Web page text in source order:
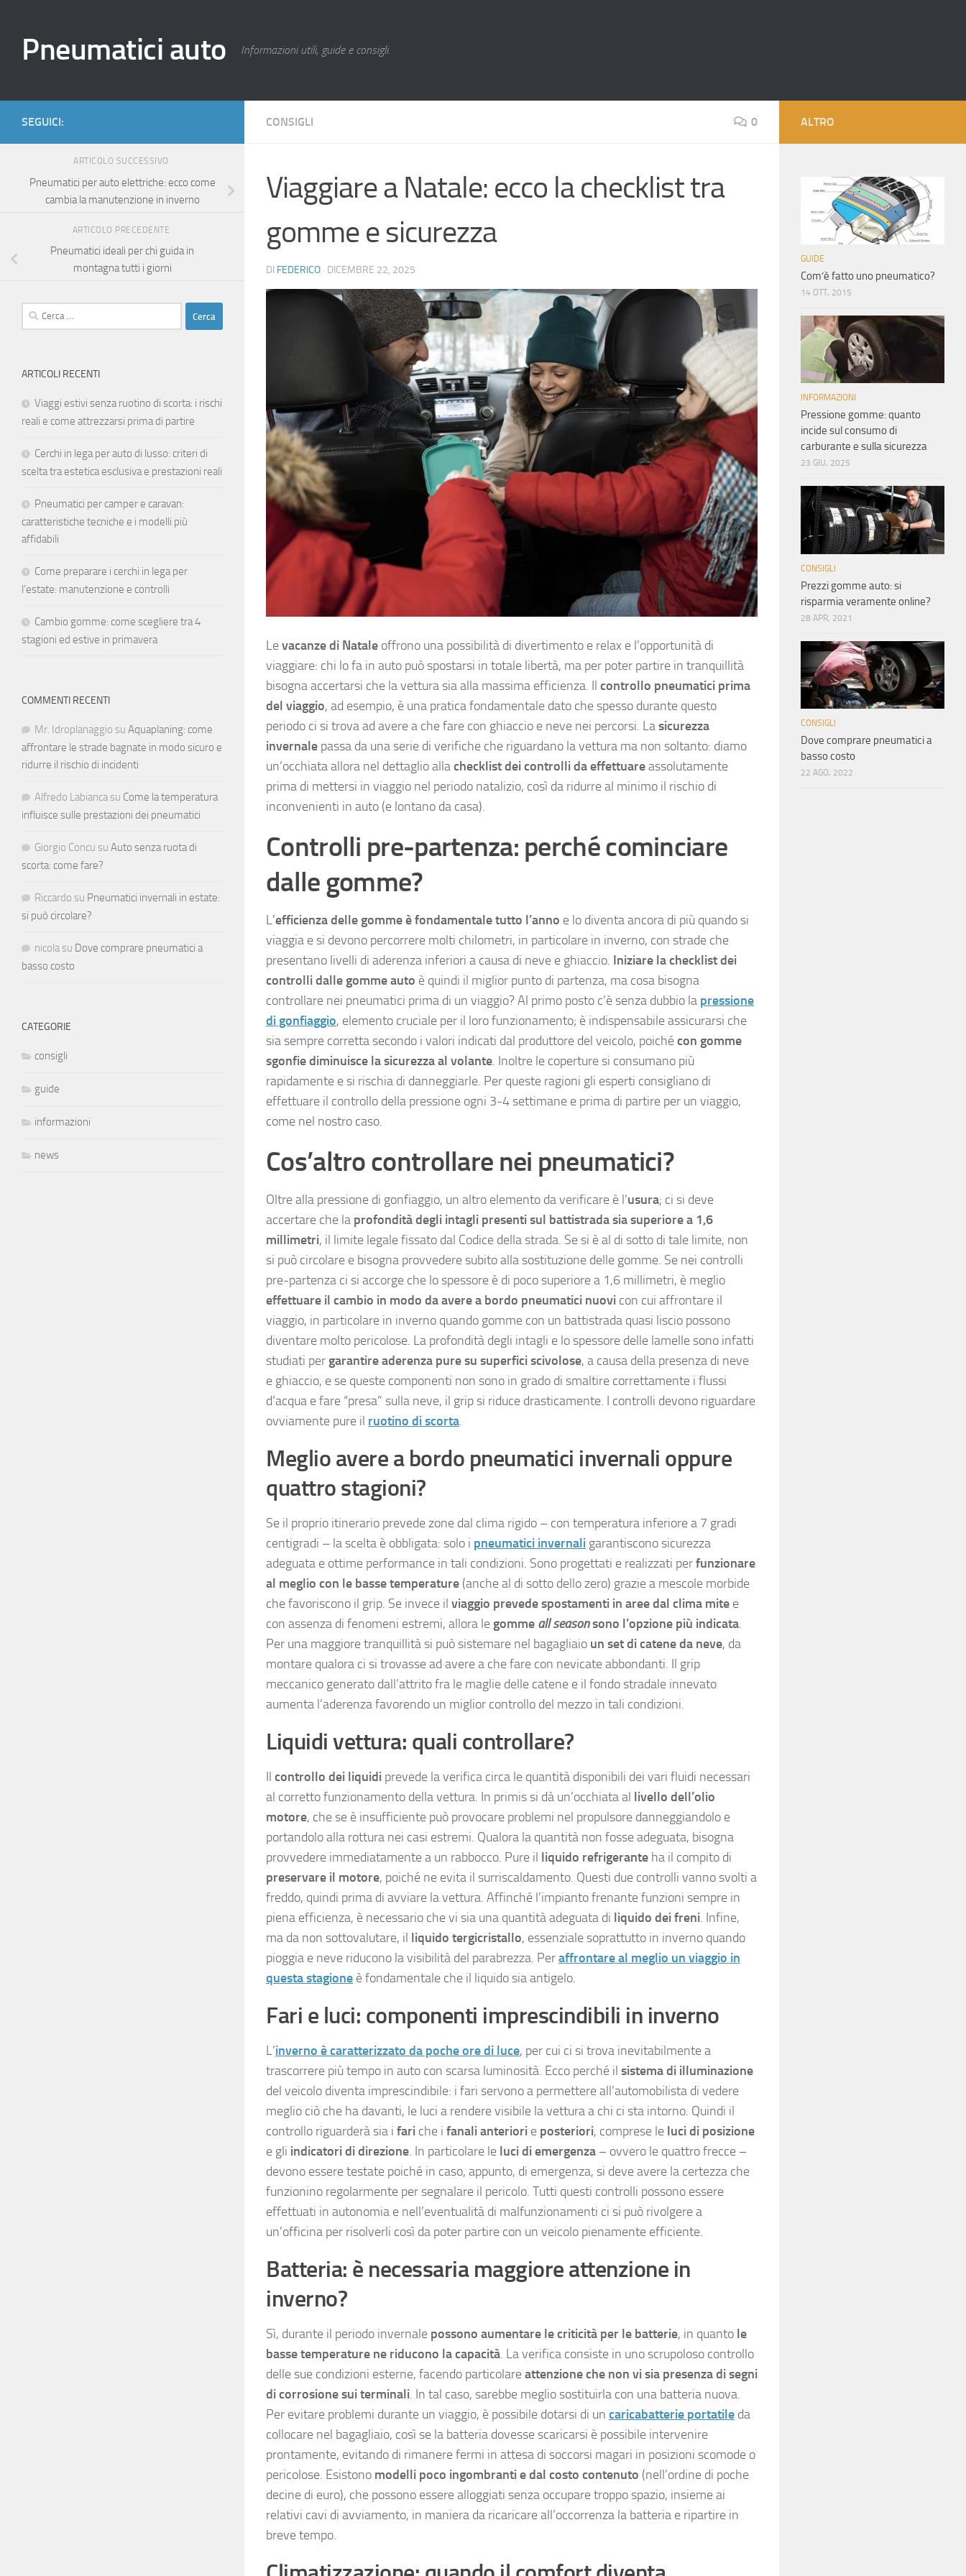
Pneumatici auto Informazioni utili, guide e consigli.
CONSIGLI 0
Viaggiare a Natale: ecco la checklist tra
gomme e sicurezza
DI FEDERICO · DICEMBRE 22, 2025
Levacanze di Natale offrono una possibilità di divertimento e relax e l’opportunità di
viaggiare: chi lo fa in auto può spostarsi in totale libertà, ma per poter partire in tranquillità
bisogna accertarsi che la vettura sia alla massima efficienza. Il controllo pneumatici prima
del viaggio, ad esempio, è una pratica fondamentale dato che spesso durante questo
periodo ci si trova ad avere a che fare con ghiaccio e neve nei percorsi. Lasicurezza
invernale passa da una serie di verifiche che riguardano la vettura ma non soltanto: diamo
un’occhiata allora nel dettaglio allachecklist dei controlli da effettuareassolutamente
prima di mettersi in viaggio nel periodo natalizio, così da ridurre al minimo il rischio di
inconvenienti in auto (e lontano da casa).
Controlli pre-partenza: perché cominciare
dalle gomme?
L’efficienza delle gomme è fondamentale tutto l’anno e lo diventa ancora di più quando si
viaggia e si devono percorrere molti chilometri, in particolare in inverno, con strade che
presentano livelli di aderenza inferiori a causa di neve e ghiaccio. Iniziare la checklist dei
controlli dalle gomme auto è quindi il miglior punto di partenza, ma cosa bisogna
controllare nei pneumatici prima di un viaggio? Al primo posto c’è senza dubbio la pressione
di gonfiaggio, elemento cruciale per il loro funzionamento; è indispensabile assicurarsi che
sia sempre corretta secondo i valori indicati dal produttore del veicolo, poichécon gomme
sgonfie diminuisce la sicurezza al volante. Inoltre le coperture si consumano più
rapidamente e si rischia di danneggiarle. Per queste ragioni gli esperti consigliano di
effettuare il controllo della pressione ogni 3-4 settimane e prima di partire per un viaggio,
come nel nostro caso.
Cos’altro controllare nei pneumatici?
Oltre alla pressione di gonfiaggio, un altro elemento da verificare è l’usura; ci si deve
accertare che la profondità degli intagli presenti sul battistrada sia superiore a 1,6
millimetri, il limite legale fissato dal Codice della strada. Se si è al di sotto di tale limite, non
si può circolare e bisogna provvedere subito alla sostituzione delle gomme. Se nei controlli
pre-partenza ci si accorge che lo spessore è di poco superiore a 1,6 millimetri, è meglio
effettuare il cambio in modo da avere a bordo pneumatici nuovi con cui affrontare il
viaggio, in particolare in inverno quando gomme con un battistrada quasi liscio possono
diventare molto pericolose. La profondità degli intagli e lo spessore delle lamelle sono infatti
studiati per garantire aderenza pure su superfici scivolose, a causa della presenza di neve
e ghiaccio, e se queste componenti non sono in grado di smaltire correttamente i flussi
d’acqua e fare “presa” sulla neve, il grip si riduce drasticamente. I controlli devono riguardare
ovviamente pure il ruotino di scorta.
Meglio avere a bordo pneumatici invernali oppure
quattro stagioni?
Se il proprio itinerario prevede zone dal clima rigido – con temperatura inferiore a 7 gradi
centigradi – la scelta è obbligata: solo i pneumatici invernali garantiscono sicurezza
adeguata e ottime performance in tali condizioni. Sono progettati e realizzati perfunzionare
al meglio con le basse temperature (anche al di sotto dello zero) grazie a mescole morbide
che favoriscono il grip. Se invece il viaggio prevede spostamenti in aree dal clima mite e
con assenza di fenomeni estremi, allora le gomme all seasonsono l’opzione più indicata.
Per una maggiore tranquillità si può sistemare nel bagagliaio un set di catene da neve, da
montare qualora ci si trovasse ad avere a che fare con nevicate abbondanti. Il grip
meccanico generato dall’attrito fra le maglie delle catene e il fondo stradale innevato
aumenta l’aderenza favorendo un miglior controllo del mezzo in tali condizioni.
Liquidi vettura: quali controllare?
Il controllo dei liquidi prevede la verifica circa le quantità disponibili dei vari fluidi necessari
al corretto funzionamento della vettura. In primis si dà un’occhiata al livello dell’olio
motore, che se è insufficiente può provocare problemi nel propulsore danneggiandolo e
portandolo alla rottura nei casi estremi. Qualora la quantità non fosse adeguata, bisogna
provvedere immediatamente a un rabbocco. Pure il liquido refrigerante ha il compito di
preservare il motore, poiché ne evita il surriscaldamento. Questi due controlli vanno svolti a
freddo, quindi prima di avviare la vettura. Affinché l’impianto frenante funzioni sempre in
piena efficienza, è necessario che vi sia una quantità adeguata di liquido dei freni. Infine,
ma da non sottovalutare, il liquido tergicristallo, essenziale soprattutto in inverno quando
pioggia e neve riducono la visibilità del parabrezza. Peraffrontare al meglio un viaggio in
questa stagione è fondamentale che il liquido sia antigelo.
Fari e luci: componenti imprescindibili in inverno
L’inverno è caratterizzato da poche ore di luce, per cui ci si trova inevitabilmente a
trascorrere più tempo in auto con scarsa luminosità. Ecco perché il sistema di illuminazione
del veicolo diventa imprescindibile: i fari servono a permettere all’automobilista di vedere
meglio ciò che ha davanti, le luci a rendere visibile la vettura a chi ci sta intorno. Quindi il
controllo riguarderà sia i fari che i fanali anteriori e posteriori, comprese le luci di posizione
e gli indicatori di direzione. In particolare le luci di emergenza – ovvero le quattro frecce –
devono essere testate poiché in caso, appunto, di emergenza, si deve avere la certezza che
funzionino regolarmente per segnalare il pericolo. Tutti questi controlli possono essere
effettuati in autonomia e nell’eventualità di malfunzionamenti ci si può rivolgere a
un’officina per risolverli così da poter partire con un veicolo pienamente efficiente.
Batteria: è necessaria maggiore attenzione in
inverno?
Sì, durante il periodo invernale possono aumentare le criticità per le batterie, in quanto le
basse temperature ne riducono la capacità. La verifica consiste in uno scrupoloso controllo
delle sue condizioni esterne, facendo particolareattenzione che non vi sia presenza di segni
di corrosione sui terminali. In tal caso, sarebbe meglio sostituirla con una batteria nuova.
Per evitare problemi durante un viaggio, è possibile dotarsi di un caricabatterie portatile da
collocare nel bagagliaio, così se la batteria dovesse scaricarsi è possibile intervenire
prontamente, evitando di rimanere fermi in attesa di soccorsi magari in posizioni scomode o
pericolose. Esistono modelli poco ingombranti e dal costo contenuto (nell’ordine di poche
decine di euro), che possono essere alloggiati senza occupare troppo spazio, insieme ai
relativi cavi di avviamento, in maniera da ricaricare all’occorrenza la batteria e ripartire in
breve tempo.
SEGUICI:
ARTICOLO SUCCESSIVO
Pneumatici per auto elettriche: ecco come
cambia la manutenzione in inverno
ARTICOLO PRECEDENTE
Pneumatici ideali per chi guida in
montagna tutti i giorni
Ricerca
per:
ARTICOLI RECENTI
Viaggi estivi senza ruotino di scorta: i rischi
reali e come attrezzarsi prima di partire
Cerchi in lega per auto di lusso: criteri di
scelta tra estetica esclusiva e prestazioni reali
Pneumatici per camper e caravan:
caratteristiche tecniche e i modelli più
affidabili
Come preparare i cerchi in lega per
l’estate: manutenzione e controlli
Cambio gomme: come scegliere tra 4
stagioni ed estive in primavera
COMMENTI RECENTI
Mr. Idroplanaggio su Aquaplaning: come
affrontare le strade bagnate in modo sicuro e
ridurre il rischio di incidenti
Alfredo Labianca su Come la temperatura
influisce sulle prestazioni dei pneumatici
Giorgio Concu su Auto senza ruota di
scorta: come fare?
Riccardo su Pneumatici invernali in estate:
si può circolare?
nicola su Dove comprare pneumatici a
basso costo
CATEGORIE
consigli
guide
informazioni
news
ALTRO
GUIDE
Com’è fatto uno pneumatico?
14 OTT, 2015
INFORMAZIONI
Pressione gomme: quanto
incide sul consumo di
carburante e sulla sicurezza
23 GIU, 2025
CONSIGLI
Prezzi gomme auto: si
risparmia veramente online?
28 APR, 2021
CONSIGLI
Dove comprare pneumatici a
basso costo
22 AGO, 2022